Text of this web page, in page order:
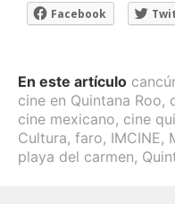
Facebook
En este artículo
cine en Quintana Roo,
cine mexicano, cine
Cultura, faro, IMCINE,
playa del carmen,